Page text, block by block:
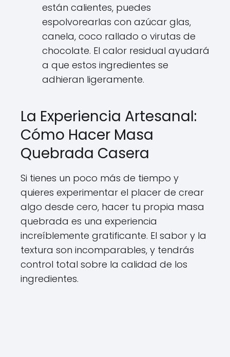
están calientes, puedes
espolvorearlas con azúcar glas,
canela, coco rallado o virutas de
chocolate. El calor residual ayudará
a que estos ingredientes se
adhieran ligeramente.
La Experiencia Artesanal:
Cómo Hacer Masa
Quebrada Casera
Si tienes un poco más de tiempo y
quieres experimentar el placer de crear
algo desde cero, hacer tu propia masa
quebrada es una experiencia
increíblemente gratificante. El sabor y la
textura son incomparables, y tendrás
control total sobre la calidad de los
ingredientes.